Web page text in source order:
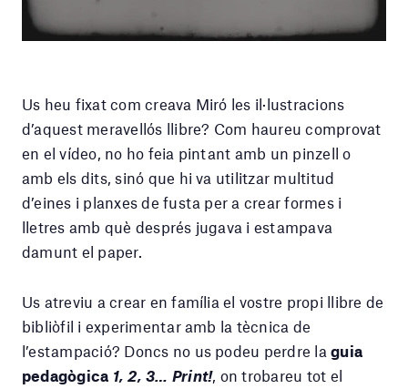
Us heu fixat com creava Miró les il·lustracions
d’aquest meravellós llibre? Com haureu comprovat
en el vídeo, no ho feia pintant amb un pinzell o
amb els dits, sinó que hi va utilitzar multitud
d’eines i planxes de fusta per a crear formes i
lletres amb què després jugava i estampava
damunt el paper.
Us atreviu a crear en família el vostre propi llibre de
bibliòfil i experimentar amb la tècnica de
l’estampació? Doncs no us podeu perdre laguia
pedagògica 1, 2, 3… Print!, on trobareu tot el